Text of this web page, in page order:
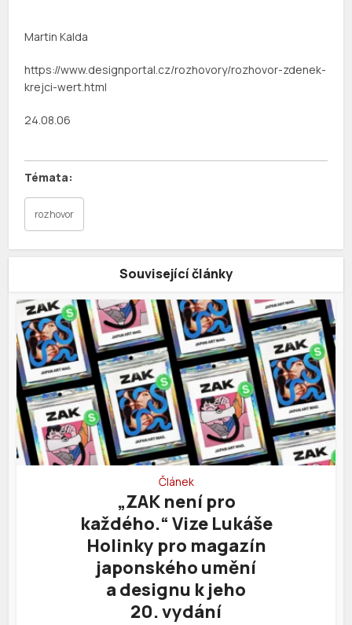
Martin Kalda
https://www.designportal.cz/rozhovory/rozhovor-zdenek-
krejci-wert.html
24.08.06
rozhovor
Související články
Článek
„ZAK není pro
každého.“ Vize Lukáše
Holinky pro magazín
japonského umění
a designu k jeho
20. vydání